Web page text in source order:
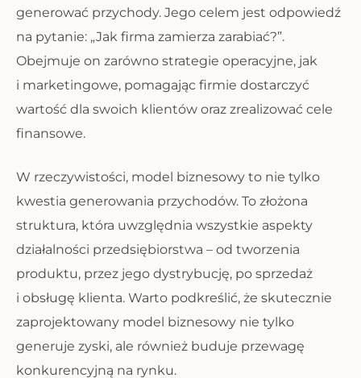
generować przychody. Jego celem jest odpowiedź
na pytanie: „Jak firma zamierza zarabiać?”.
Obejmuje on zarówno strategie operacyjne, jak
i marketingowe, pomagając firmie dostarczyć
wartość dla swoich klientów oraz zrealizować cele
finansowe.
W rzeczywistości, model biznesowy to nie tylko
kwestia generowania przychodów. To złożona
struktura, która uwzględnia wszystkie aspekty
działalności przedsiębiorstwa – od tworzenia
produktu, przez jego dystrybucję, po sprzedaż
i obsługę klienta. Warto podkreślić, że skutecznie
zaprojektowany model biznesowy nie tylko
generuje zyski, ale również buduje przewagę
konkurencyjną na rynku.